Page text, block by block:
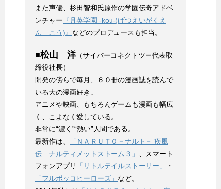
また声優、杉田智和氏原作の学園伝奇アドベ
ンチャー 『月英学園 -kou-(げつえいがくえ
ん こう)』 などのプロデュースも担当。
■松山 洋（サイバーコネクトツー代表取
締役社長）
開発の傍らで毎月、６０冊の漫画誌を読んで
いる大の漫画好き。
アニメや映画、もちろんゲームも漫画も幅広
く、こよなく愛している。
非常に“濃く”“熱い”人間である。
最新作は、
「ＮＡＲＵＴＯ－ナルト－ 疾風
伝 ナルティメットストーム３」
、スマート
フォンアプリ
「リトルテイルストーリー」
・
「フルボッコヒーローズ」 など。